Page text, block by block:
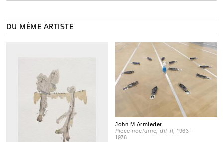
DU MÊME ARTISTE
John M Armleder
Pièce nocturne, dit-il , 1963 -
1976